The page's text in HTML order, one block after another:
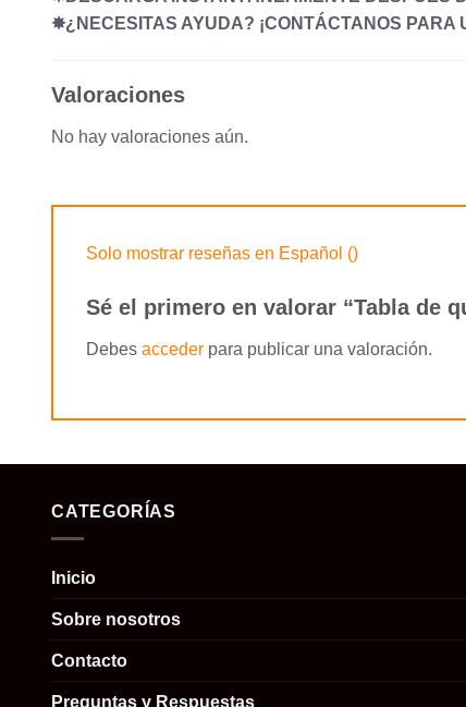
✸¿NECESITAS AYUDA? ¡CONTÁCTANOS PARA
Valoraciones
No hay valoraciones aún.
Solo mostrar reseñas en Español ()
Sé el primero en valorar “Tabla de
Debes acceder para publicar una valoración.
CATEGORÍAS
Inicio
Sobre nosotros
Contacto
Preguntas y Respuestas